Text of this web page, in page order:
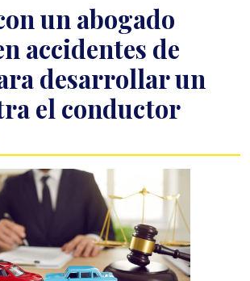
un abogado
accidentes de
desarrollar un
el conductor